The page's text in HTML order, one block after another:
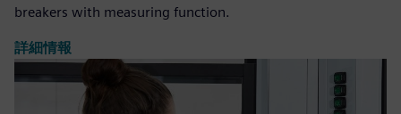
breakers with measuring function.
詳細情報